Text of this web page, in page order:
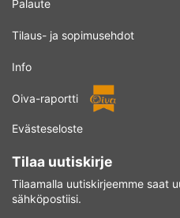
Palaute
Tilaus- ja sopimusehdot
Info
Oiva-raportti
Evästeseloste
Tilaa uutiskirje
Tilaamalla uutiskirjeemme saat
sähköpostiisi.